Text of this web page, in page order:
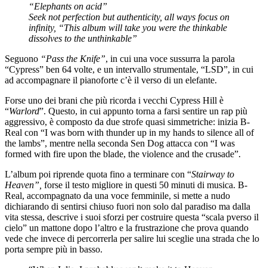
“Elephants on acid”
Seek not perfection but authenticity, all ways focus on
infinity, “This album will take you were the thinkable
dissolves to the unthinkable”
Seguono “Pass the Knife”, in cui una voce sussurra la parola
“Cypress” ben 64 volte, e un intervallo strumentale, “LSD”, in cui
ad accompagnare il pianoforte c’è il verso di un elefante.
Forse uno dei brani che più ricorda i vecchi Cypress Hill è
“Warlord”. Questo, in cui appunto torna a farsi sentire un rap più
aggressivo, è composto da due strofe quasi simmetriche: inizia B-
Real con “I was born with thunder up in my hands to silence all of
the lambs”, mentre nella seconda Sen Dog attacca con “I was
formed with fire upon the blade, the violence and the crusade”.
L’album poi riprende quota fino a terminare con “Stairway to
Heaven”, forse il testo migliore in questi 50 minuti di musica. B-
Real, accompagnato da una voce femminile, si mette a nudo
dichiarando di sentirsi chiuso fuori non solo dal paradiso ma dalla
vita stessa, descrive i suoi sforzi per costruire questa “scala pverso il
cielo” un mattone dopo l’altro e la frustrazione che prova quando
vede che invece di percorrerla per salire lui sceglie una strada che lo
porta sempre più in basso.